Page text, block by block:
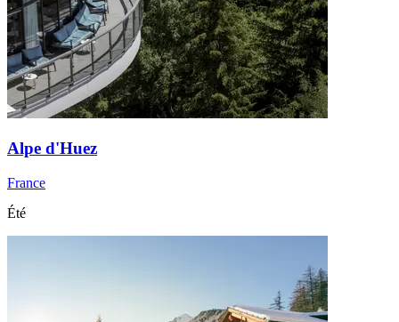
Alpe d'Huez
France
Été